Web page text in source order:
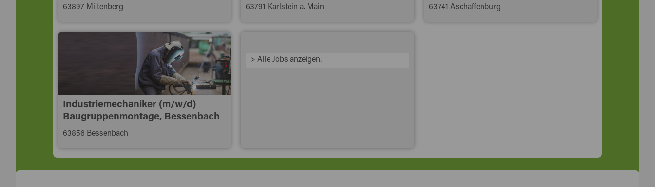
63897 Miltenberg 63791 Karlstein a. Main 63741 Aschaffenburg
Industriemechaniker (m/w/d)
Baugruppenmontage, Bessenbach
63856 Bessenbach
> Alle Jobs anzeigen.